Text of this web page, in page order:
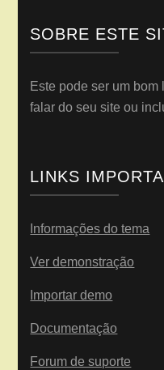
SOBRE ESTE
Este pode ser um bom
falar do seu site ou
LINKS
Informações do tema
Ver demonstração
Importar demo
Documentação
Forum de suporte